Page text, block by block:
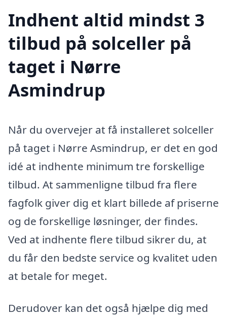
Indhent altid mindst 3
tilbud på solceller på
taget i Nørre
Asmindrup
Når du overvejer at få installeret solceller
på taget i Nørre Asmindrup, er det en god
idé at indhente minimum tre forskellige
tilbud. At sammenligne tilbud fra flere
fagfolk giver dig et klart billede af priserne
og de forskellige løsninger, der findes.
Ved at indhente flere tilbud sikrer du, at
du får den bedste service og kvalitet uden
at betale for meget.
Derudover kan det også hjælpe dig med